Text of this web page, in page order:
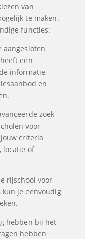
van
te maken.
functies:
aangesloten
een
informatie,
en
zoek-
voor
criteria
locatie of
rijschool voor
je eenvoudig
hebben bij het
hebben